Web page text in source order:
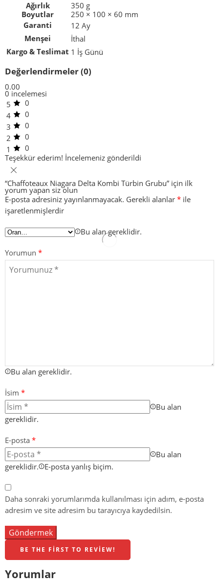
Ağırlık
350 g
Boyutlar
250 × 100 × 60 mm
Garanti
12 Ay
Menşei
İthal
Kargo & Teslimat 1 İş Günü
Değerlendirmeler (0)
0.00
0 incelemesi
5
0
4
0
3
0
2
0
1
0
Teşekkür ederim! İncelemeniz gönderildi
“Chaffoteaux Niagara Delta Kombi Türbin Grubu” için ilk
yorum yapan siz olun
E-posta adresiniz yayınlanmayacak. Gerekli alanlar * ile
işaretlenmişlerdir
Bu alan gereklidir.
Yorumun *
Bu alan gereklidir.
İsim *
Bu alan
gereklidir.
E-posta *
Bu alan
gereklidir.
E-posta yanlış biçim.
Daha sonraki yorumlarımda kullanılması için adım, e-posta
adresim ve site adresim bu tarayıcıya kaydedilsin.
BE THE FIRST TO REVIEW!
Yorumlar